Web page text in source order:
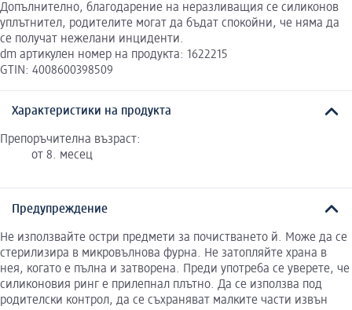
Допълнително, благодарение на неразливащия се силиконов
уплътнител, родителите могат да бъдат спокойни, че няма да
се получат нежелани инциденти.
dm артикулен номер на продукта: 1622215
GTIN: 4008600398509
Характеристики на продукта
Препоръчителна възраст:
от 8. месец
Предупреждение
Не използвайте остри предмети за почистването й. Може да се
стерилизира в микровълнова фурна. Не затопляйте храна в
нея, когато е пълна и затворена. Преди употреба се уверете, че
силиконовия ринг е прилепнал плътно. Да се използва под
родителски контрол, да се съхраняват малките части извън